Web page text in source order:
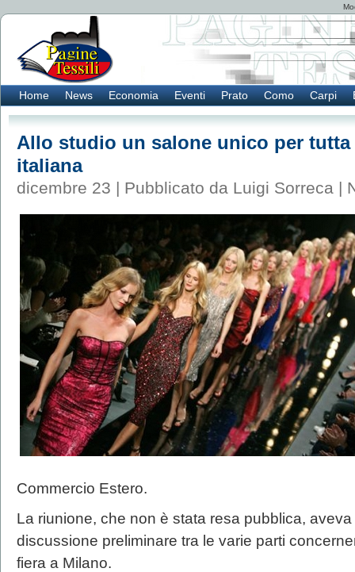
Home News Economia Eventi Prato Como Carpi
Allo studio un salone unico per
italiana
dicembre 23 | Pubblicato da Luigi Sorreca |
Commercio Estero.
La riunione, che non è stata resa pubblica,
discussione preliminare tra le varie parti
fiera a Milano.